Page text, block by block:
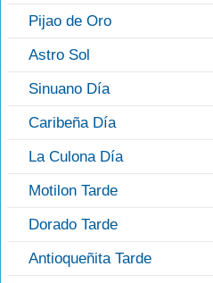
Pijao de Oro
Astro Sol
Sinuano Día
Caribeña Día
La Culona Día
Motilon Tarde
Dorado Tarde
Antioqueñita Tarde